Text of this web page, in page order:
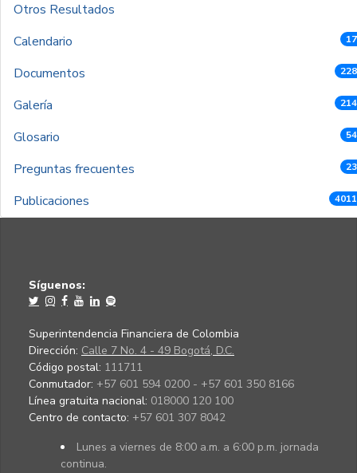
Otros Resultados
Calendario
Documentos
Galería
Glosario
Preguntas frecuentes
Publicaciones
Síguenos:
Superintendencia Financiera de Colombia
Dirección: Calle 7 No. 4 - 49 Bogotá, D.C.
Código postal: 111711
Conmutador: +57 601 594 0200 - +57 601 350 8166
Línea gratuita nacional: 018000 120 100
Centro de contacto: +57 601 307 8042
Lunes a viernes de 8:00 a.m. a 6:00 p.m. jornada
continua.